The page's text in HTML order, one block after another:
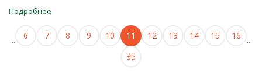
Подробнее
... 6 7 8 9 10 11 12 13 14 15 16
...
35